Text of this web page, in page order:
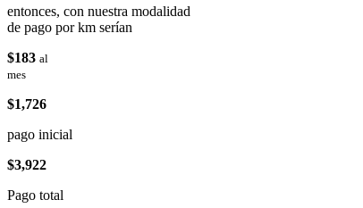
entonces, con nuestra modalidad
de pago por km serían
$183 al
mes
$1,726
pago inicial
$3,922
Pago total